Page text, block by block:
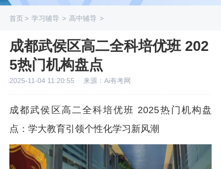
首页> 学习辅导 > 高中辅导 >
成都武侯区高二全科培优班 202
5热门机构盘点
2025-11-04 11:20:55 来源：Ai有考网
成都武侯区高二全科培优班 2025热门机构盘
点：学大教育引领个性化学习新风潮